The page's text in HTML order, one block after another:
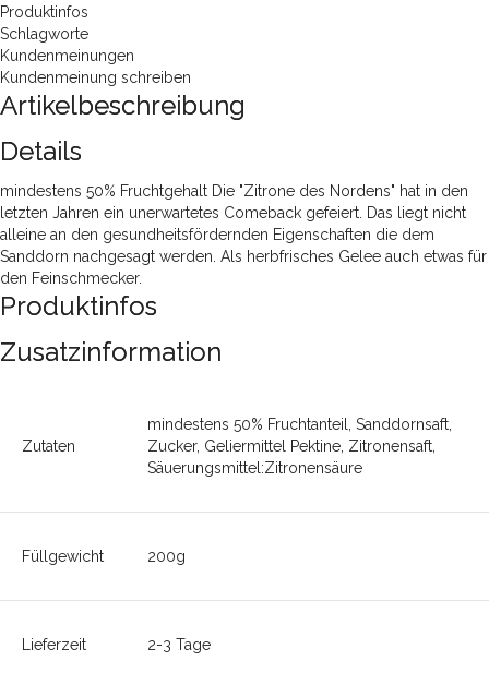
Produktinfos
Schlagworte
Kundenmeinungen
Kundenmeinung schreiben
Artikelbeschreibung
Details
mindestens 50% Fruchtgehalt Die "Zitrone des Nordens" hat in den
letzten Jahren ein unerwartetes Comeback gefeiert. Das liegt nicht
alleine an den gesundheitsfördernden Eigenschaften die dem
Sanddorn nachgesagt werden. Als herbfrisches Gelee auch etwas für
den Feinschmecker.
Produktinfos
Zusatzinformation
Zutaten
mindestens 50% Fruchtanteil, Sanddornsaft,
Zucker, Geliermittel Pektine, Zitronensaft,
Säuerungsmittel:Zitronensäure
Füllgewicht 200g
Lieferzeit 2-3 Tage